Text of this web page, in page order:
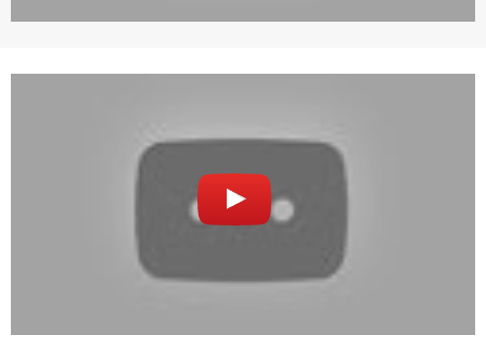
使用 Facebook 帳號登入
使用 Google 帳號登入
緣會員有意願吉寶知識系統（本系統），經註冊本
系統表示您同意會員合約：
經授權使用而置放於吉寶知識系統網站或系統內之著作物。
衍生著作：係指就授權內容改作之創作。
二、會員規範